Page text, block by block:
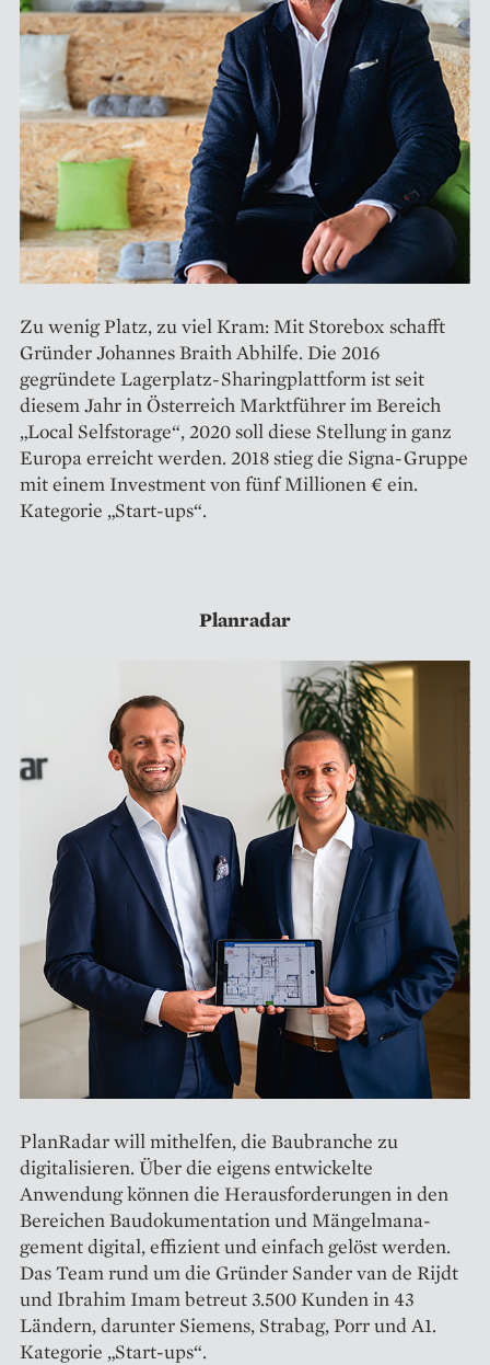
Zu wenig Platz, zu viel Kram: Mit Storebox schafft
Gründer Johannes Braith Abhilfe. Die 2016
gegründete Lagerplatz-Sharingplattform ist seit
diesem Jahr in Österreich Marktführer im Bereich
„Local Selfstorage“, 2020 soll diese Stellung in ganz
Europa erreicht werden. 2018 stieg die Signa-Gruppe
mit einem Investment von fünf Millionen € ein.
Kategorie „Start-ups“.
Planradar
PlanRadar will mithelfen, die Baubranche zu
digitalisieren. Über die eigens entwickelte
Anwendung können die Herausforderungen in den
Bereichen Baudokumentation und Mängelmana­
gement digital, effizient und einfach gelöst werden.
Das Team rund um die Gründer Sander van de Rijdt
und Ibrahim Imam betreut 3.500 Kunden in 43
Ländern, darunter Siemens, Strabag, Porr und A1.
Kategorie „Start-ups“.